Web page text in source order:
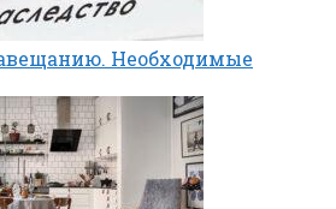
Необходимые